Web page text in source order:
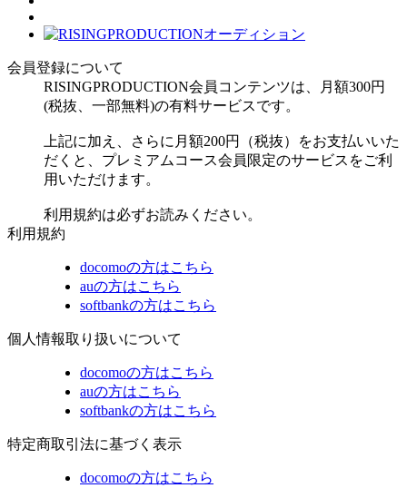
会員登録について
RISINGPRODUCTION会員コンテンツは、月額300円
(税抜、一部無料)の有料サービスです。
上記に加え、さらに月額200円（税抜）をお支払いいた
だくと、プレミアムコース会員限定のサービスをご利
用いただけます。
利用規約は必ずお読みください。
利用規約
docomoの方はこちら
auの方はこちら
softbankの方はこちら
個人情報取り扱いについて
docomoの方はこちら
auの方はこちら
softbankの方はこちら
特定商取引法に基づく表示
docomoの方はこちら